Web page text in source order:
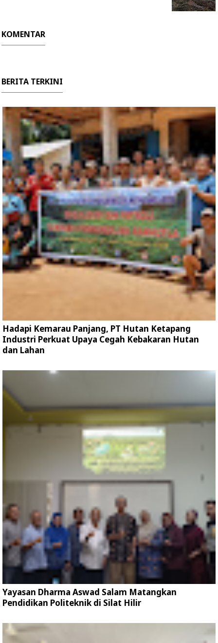
KOMENTAR
BERITA TERKINI
Hadapi Kemarau Panjang, PT Hutan Ketapang
Industri Perkuat Upaya Cegah Kebakaran Hutan
dan Lahan
Yayasan Dharma Aswad Salam Matangkan
Pendidikan Politeknik di Silat Hilir